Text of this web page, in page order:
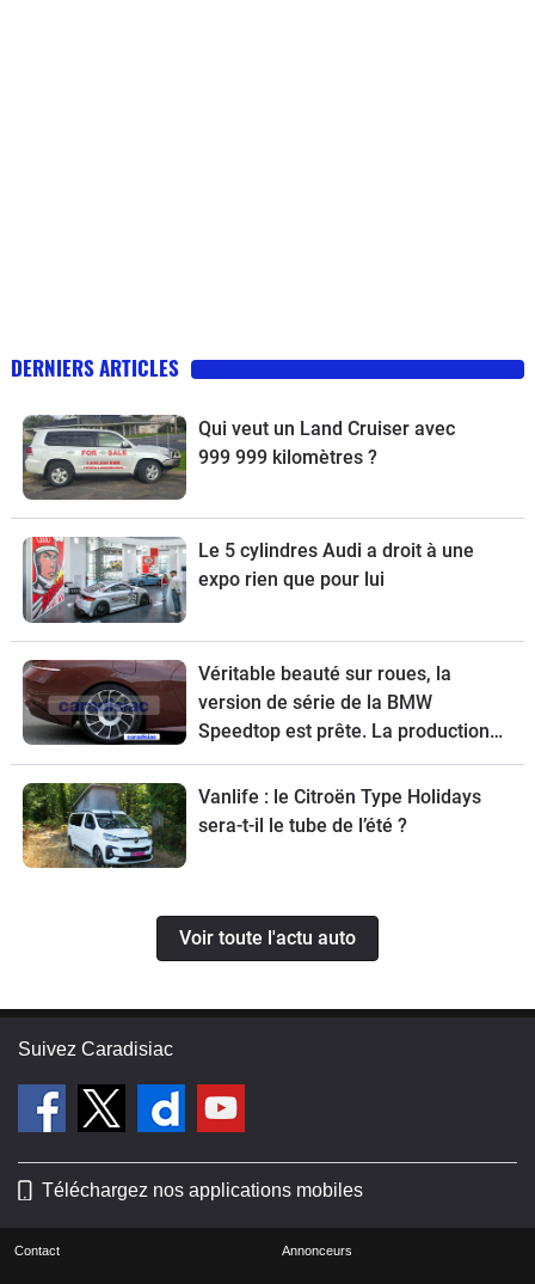
DERNIERS ARTICLES
Qui veut un Land Cruiser avec
999 999 kilomètres ?
Le 5 cylindres Audi a droit à une
expo rien que pour lui
Véritable beauté sur roues, la
version de série de la BMW
Speedtop est prête. La production
de ce break de chasse sera limitée à
70 exemplaires.
Vanlife : le Citroën Type Holidays
sera-t-il le tube de l’été ?
Voir toute l'actu auto
Suivez Caradisiac
Téléchargez nos applications mobiles
Contact Annonceurs